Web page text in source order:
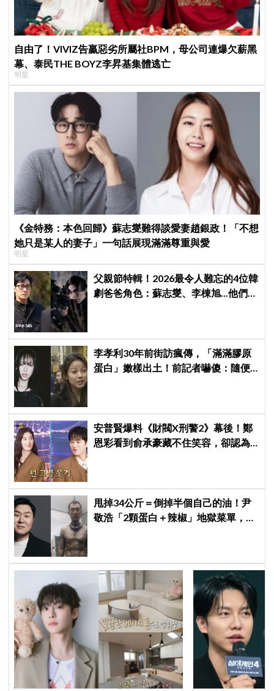
自由了！VIVIZ告贏惡劣所屬社BPM，母公司連爆欠薪黑
幕、泰民THE BOYZ李昇基集體逃亡
明星
《金特務：本色回歸》蘇志燮難得談愛妻趙銀政！「不想
她只是某人的妻子」一句話展現滿滿尊重與愛
明星
父親節特輯！2026最令人難忘的4位韓
劇爸爸角色：蘇志燮、李棟旭...他們連
李孝利30年前街訪瘋傳，「滿滿膠原
蛋白」嫩樣出土！前記者嚇傻：隨便
安普賢爆料《財閥X刑警2》幕後！鄭
恩彩看到俞承豪藏不住笑容，卻認為
甩掉34公斤＝倒掉半個自己的油！尹
敬浩「2顆蛋白＋辣椒」地獄菜單，你